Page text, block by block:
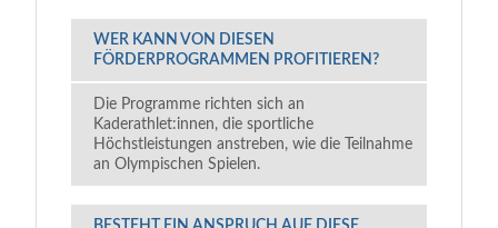
WER KANN VON DIESEN
FÖRDERPROGRAMMEN PROFITIEREN?
Die Programme richten sich an
Kaderathlet:innen, die sportliche
Höchstleistungen anstreben, wie die Teilnahme
an Olympischen Spielen.